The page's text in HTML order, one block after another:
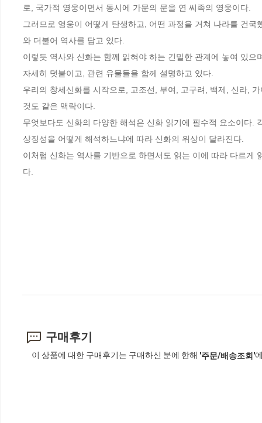
로, 국가적 영웅이면서 동시에 가문의 문을 연 씨족의 영웅이다.
그러므로 영웅이 어떻게 탄생하고, 어떤 과정을 거쳐 나라를 건
와 더불어 역사를 담고 있다.
이렇듯 역사와 신화는 함께 읽혀야 하는 긴밀한 관계에 놓여 있
자세히 덧붙이고, 관련 유물들을 함께 설명하고 있다.
우리의 창세신화를 시작으로, 고조선, 부여, 고구려, 백제, 신라,
것도 같은 맥락이다.
무엇보다도 신화의 다양한 해석은 신화 읽기에 필수적 요소이다.
상징성을 어떻게 해석하느냐에 따라 신화의 위상이 달라진다.
이처럼 신화는 역사를 기반으로 하면서도 읽는 이에 따라 다르게
다.
구매후기
이 상품에 대한 구매후기는 구매하신 분에 한해 '주문/배송조회'